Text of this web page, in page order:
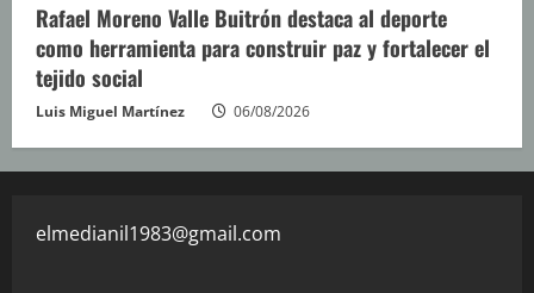
Rafael Moreno Valle Buitrón destaca al deporte
como herramienta para construir paz y fortalecer el
tejido social
Luis Miguel Martínez 06/08/2026
elmedianil1983@gmail.com